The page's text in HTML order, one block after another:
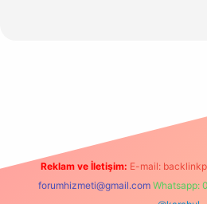
Reklam ve İletişim: E-mail:
forumhizmeti@gmail.com Whatsapp: